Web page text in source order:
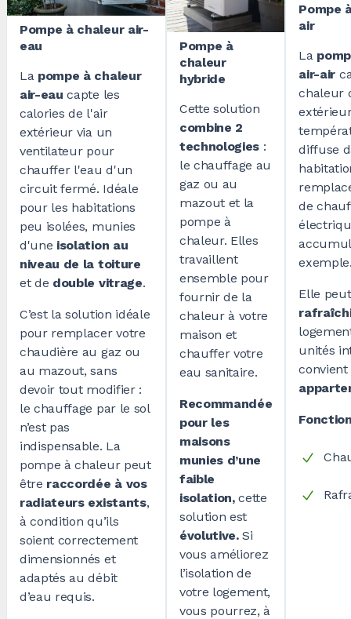
Pompe à chaleur air-
eau
La pompe à chaleur
air-eaucapte les
calories de l'air
extérieur via un
ventilateur pour
chauffer l'eau d'un
circuit fermé. Idéale
pour les habitations
peu isolées, munies
d'une isolation au
niveau de la toiture
et de double vitrage.
C’est la solution idéale
pour remplacer votre
chaudière au gaz ou
au mazout, sans
devoir tout modifier :
le chauffage par le sol
n’est pas
indispensable. La
pompe à chaleur peut
être raccordée à vos
radiateurs existants,
à condition qu’ils
soient correctement
dimensionnés et
adaptés au débit
d’eau requis.
Pompe à
chaleur
hybride
Cette solution
combine 2
technologies :
le chauffage au
gaz ou au
mazout et la
pompe à
chaleur. Elles
travaillent
ensemble pour
fournir de la
chaleur à votre
maison et
chauffer votre
eau sanitaire.
Recommandée
pour les
maisons
munies d’une
faible
isolation,cette
solution est
évolutive.Si
vous améliorez
l’isolation de
votre logement,
vous pourrez, à
Pompe
air
La
air-air
chaleur
diffuse
de
Elle
unités